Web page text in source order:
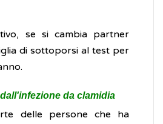
se si cambia partner
di sottoporsi al test per
da clamidia
delle persone che ha